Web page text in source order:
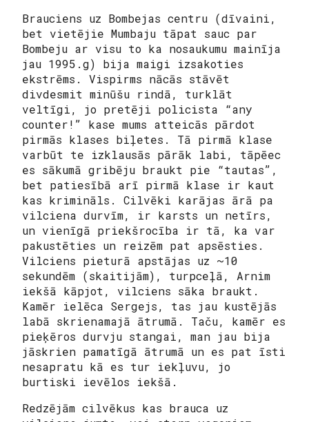
Brauciens uz Bombejas centru (dīvaini,
bet vietējie Mumbaju tāpat sauc par
Bombeju ar visu to ka nosaukumu mainīja
jau 1995.g) bija maigi izsakoties
ekstrēms. Vispirms nācās stāvēt
divdesmit minūšu rindā, turklāt
veltīgi, jo pretēji policista “any
counter!” kase mums atteicās pārdot
pirmās klases biļetes. Tā pirmā klase
varbūt te izklausās pārāk labi, tāpēec
es sākumā gribēju braukt pie “tautas”,
bet patiesībā arī pirmā klase ir kaut
kas krimināls. Cilvēki karājas ārā pa
vilciena durvīm, ir karsts un netīrs,
un vienīgā priekšrocība ir tā, ka var
pakustēties un reizēm pat apsēsties.
Vilciens pieturā apstājas uz ~10
sekundēm (skaitijām), turpceļā, Arnim
iekšā kāpjot, vilciens sāka braukt.
Kamēr ielēca Sergejs, tas jau kustējās
labā skrienamajā ātrumā. Taču, kamēr es
pieķēros durvju stangai, man jau bija
jāskrien pamatīgā ātrumā un es pat īsti
nesapratu kā es tur iekļuvu, jo
burtiski ievēlos iekšā.
Redzējām cilvēkus kas brauca uz